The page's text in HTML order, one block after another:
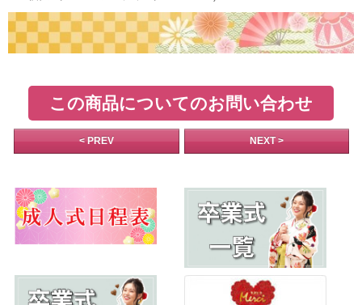
この商品についてのお問い合わせ
< PREV NEXT >